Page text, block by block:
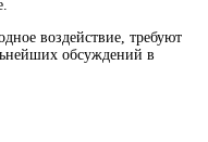
воздействие, требуют
обсуждений в